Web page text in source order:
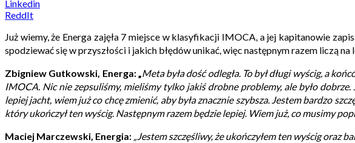
Linkedin
ReddIt
Już wiemy, że Energa zajęła 7 miejsce w klasyfikacji IMOCA, a jej kapitanowie
spodziewać się w przyszłości i jakich błędów unikać, więc następnym razem liczą na
Zbigniew Gutkowski, Energa:„Meta była dość odległa. To był długi wyścig, a
IMOCA. Nic nie zepsuliśmy, mieliśmy tylko jakiś drobne problemy, ale było dobrze.
lepiej jacht, wiem już co chcę zmienić, aby była znacznie szybsza. Jestem bardzo
który ukończył ten wyścig. Następnym razem będzie lepiej. Wiem już, co musimy
Maciej Marczewski, Energia: „Jestem szczęśliwy, że ukończyłem ten wyścig oraz